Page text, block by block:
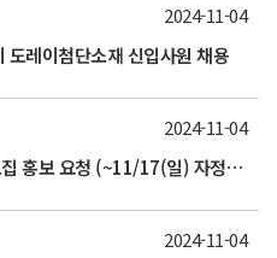
레이첨단소재 신입사원 채용
2024-11-04
[현대모비스] 2025 동계 인턴 모집 홍보 요청 (~11/17(일) 자정까지)
2024-11-04
2024-11-04